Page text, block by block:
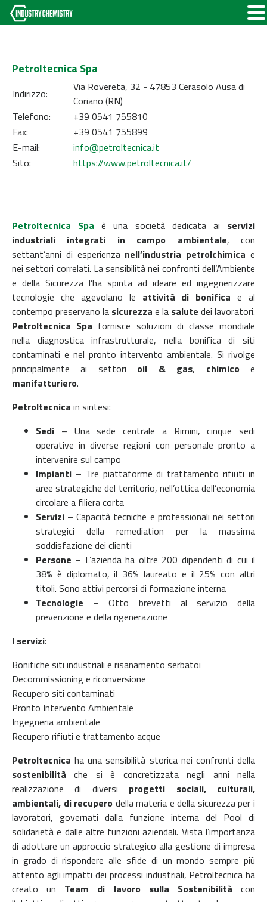
Petroltecnica Spa
Indirizzo:
Via Rovereta, 32 - 47853 Cerasolo Ausa di
Coriano (RN)
Telefono:
+39 0541 755810
Fax:
+39 0541 755899
E-mail:
info@petroltecnica.it
Sito:
https://www.petroltecnica.it/
Petroltecnica Spa è una società dedicata ai servizi
industriali integrati in campo ambientale, con
settant’anni di esperienza nell’industria petrolchimica e
nei settori correlati. La sensibilità nei confronti dell’Ambiente
e della Sicurezza l’ha spinta ad ideare ed ingegnerizzare
tecnologie che agevolano le attività di bonifica e al
contempo preservano la sicurezza e la salute dei lavoratori.
Petroltecnica Spa fornisce soluzioni di classe mondiale
nella diagnostica infrastrutturale, nella bonifica di siti
contaminati e nel pronto intervento ambientale. Si rivolge
principalmente ai settori oil & gas, chimicoe
manifatturiero.
Petroltecnica in sintesi:
Sedi – Una sede centrale a Rimini, cinque sedi
operative in diverse regioni con personale pronto a
intervenire sul campo
Impianti – Tre piattaforme di trattamento rifiuti in
aree strategiche del territorio, nell’ottica dell’economia
circolare a filiera corta
Servizi –Capacità tecniche e professionali nei settori
strategici della remediation per la massima
soddisfazione dei clienti
Persone – L’azienda ha oltre 200 dipendenti di cui il
38% è diplomato, il 36% laureato e il 25% con altri
titoli. Sono attivi percorsi di formazione interna
Tecnologie –Otto brevetti al servizio della
prevenzione e della rigenerazione
I servizi:
Bonifiche siti industriali e risanamento serbatoi
Decommissioning e riconversione
Recupero siti contaminati
Pronto Intervento Ambientale
Ingegneria ambientale
Recupero rifiuti e trattamento acque
Petroltecnica ha una sensibilità storica nei confronti della
sostenibilità che si è concretizzata negli anni nella
realizzazione di diversi progetti sociali, culturali,
ambientali, di recupero della materia e della sicurezza per i
lavoratori, governati dalla funzione interna del Pool di
solidarietà e dalle altre funzioni aziendali. Vista l’importanza
di adottare un approccio strategico alla gestione di impresa
in grado di rispondere alle sfide di un mondo sempre più
attento agli impatti dei processi industriali, Petroltecnica ha
creato un Team di lavoro sulla Sostenibilità con